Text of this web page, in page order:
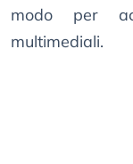
modo per
multimediali.